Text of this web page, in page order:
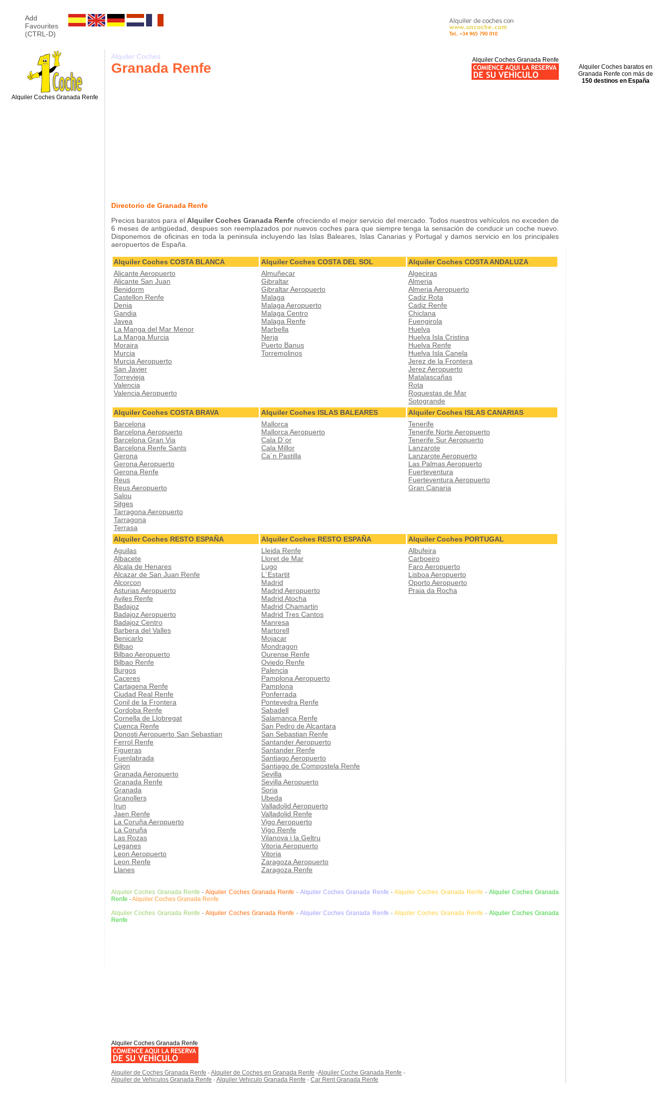
Add
Favourites
(CTRL-D)
Alquiler Coches Granada Renfe
Alquiler Coches
Granada Renfe
Alquiler Coches Granada Renfe
Directorio de Granada Renfe
Precios baratos para el Alquiler Coches Granada Renfe ofreciendo el mejor servicio del mercado. Todos nuestros vehículos no exceden de
6 meses de antigüedad, despues son reemplazados por nuevos coches para que siempre tenga la sensación de conducir un coche nuevo.
Disponemos de oficinas en toda la peninsula incluyendo las Islas Baleares, Islas Canarias y Portugal y damos servicio en los principales
aeropuertos de España.
Alquiler Coches COSTA BLANCA Alquiler Coches COSTA DEL SOL
Alquiler Coches COSTA ANDALUZA
Alicante Aeropuerto
Alicante San Juan
Benidorm
Castellon Renfe
Denia
Gandia
Javea
La Manga del Mar Menor
La Manga Murcia
Moraira
Murcia
Murcia Aeropuerto
San Javier
Torrevieja
Valencia
Valencia Aeropuerto
Almuñecar
Gibraltar
Gibraltar Aeropuerto
Malaga
Malaga Aeropuerto
Malaga Centro
Malaga Renfe
Marbella
Nerja
Puerto Banus
Torremolinos
Algeciras
Almeria
Almeria Aeropuerto
Cadiz Rota
Cadiz Renfe
Chiclana
Fuengirola
Huelva
Huelva Isla Cristina
Huelva Renfe
Huelva Isla Canela
Jerez de la Frontera
Jerez Aeropuerto
Matalascañas
Rota
Roquestas de Mar
Sotogrande
Alquiler Coches COSTA BRAVA
Alquiler Coches ISLAS BALEARES
Alquiler Coches ISLAS CANARIAS
Barcelona
Barcelona Aeropuerto
Barcelona Gran Via
Barcelona Renfe Sants
Gerona
Gerona Aeropuerto
Gerona Renfe
Reus
Reus Aeropuerto
Salou
Sitges
Tarragona Aeropuerto
Tarragona
Terrasa
Mallorca
Mallorca Aeropuerto
Cala D´or
Cala Millor
Ca´n Pastilla
Tenerife
Tenerife Norte Aeropuerto
Tenerife Sur Aeropuerto
Lanzarote
Lanzarote Aeropuerto
Las Palmas Aeropuerto
Fuerteventura
Fuerteventura Aeropuerto
Gran Canaria
Alquiler Coches RESTO ESPAÑA Alquiler Coches RESTO ESPAÑA
Alquiler Coches PORTUGAL
Aguilas
Albacete
Alcala de Henares
Alcazar de San Juan Renfe
Alcorcon
Asturias Aeropuerto
Aviles Renfe
Badajoz
Badajoz Aeropuerto
Badajoz Centro
Barbera del Valles
Benicarlo
Bilbao
Bilbao Aeropuerto
Bilbao Renfe
Burgos
Caceres
Cartagena Renfe
Ciudad Real Renfe
Conil de la Frontera
Cordoba Renfe
Cornella de Llobregat
Cuenca Renfe
Donosti Aeropuerto San Sebastian
Ferrol Renfe
Figueras
Fuenlabrada
Gijon
Granada Aeropuerto
Granada Renfe
Granada
Granollers
Irun
Jaen Renfe
La Coruña Aeropuerto
La Coruña
Las Rozas
Leganes
Leon Aeropuerto
Leon Renfe
Llanes
Lleida Renfe
Lloret de Mar
Lugo
L´Estartit
Madrid
Madrid Aeropuerto
Madrid Atocha
Madrid Chamartin
Madrid Tres Cantos
Manresa
Martorell
Mojacar
Mondragon
Ourense Renfe
Oviedo Renfe
Palencia
Pamplona Aeropuerto
Pamplona
Ponferrada
Pontevedra Renfe
Sabadell
Salamanca Renfe
San Pedro de Alcantara
San Sebastian Renfe
Santander Aeropuerto
Santander Renfe
Santiago Aeropuerto
Santiago de Compostela Renfe
Sevilla
Sevilla Aeropuerto
Soria
Ubeda
Valladolid Aeropuerto
Valladolid Renfe
Vigo Aeropuerto
Vigo Renfe
Vilanova i la Geltru
Vitoria Aeropuerto
Vitoria
Zaragoza Aeropuerto
Zaragoza Renfe
Albufeira
Carboeiro
Faro Aeropuerto
Lisboa Aeropuerto
Oporto Aeropuerto
Praia da Rocha
Alquiler Coches Granada Renfe ·Alquiler Coches Granada Renfe · Alquiler Coches Granada Renfe ·Alquiler Coches Granada Renfe · Alquiler Coches Granada
Renfe · Alquiler Coches Granada Renfe
Alquiler Coches Granada Renfe ·Alquiler Coches Granada Renfe · Alquiler Coches Granada Renfe ·Alquiler Coches Granada Renfe · Alquiler Coches Granada
Renfe
Alquiler Coches Granada Renfe
Alquiler de Coches Granada Renfe · Alquiler de Coches en Granada Renfe ·Alquiler Coche Granada Renfe ·
Alquiler de Vehiculos Granada Renfe · Alquiler Vehiculo Granada Renfe · Car Rent Granada Renfe
Alquiler Coches baratos en
Granada Renfe con más de
150 destinos en España